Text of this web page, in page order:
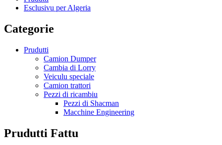
Esclusivu per Algeria
Categorie
Prudutti
Camion Dumper
Cambia di Lorry
Veiculu speciale
Camion trattori
Pezzi di ricambiu
Pezzi di Shacman
Macchine Engineering
Prudutti Fattu